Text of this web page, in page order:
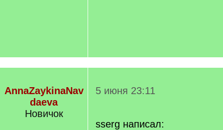
AnnaZaykinaNav
daeva
Новичок
5 июня 23:11
sserg написал: